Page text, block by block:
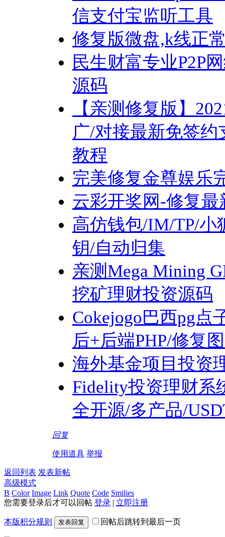
信支付宝监听工具
修复版微盘,k线正
民生财富专业P2P
源码
【亲测修复版】
广/对接最新免签
教程
完美修复金尊娱乐
云彩开奖网-修复最
高仿钱包/IM/TP/小
钥/自动归集
亲测Mega Mining
挖矿理财投资源码
Cokejogo巴西pg点
后+后端PHP/修复
海外基金项目投资
Fidelity投资理财系
全开源/多产品/
回复
使用道具 举报
返回列表 发表新帖
高级模式
B Color Image Link Quote Code Smilies
您需要登录后才可以回帖 登录 | 立即注册
本版积分规则 发表回复 回帖后跳转到最后一页